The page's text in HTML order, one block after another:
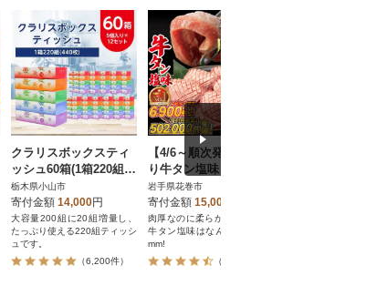
クラリスボックスティ
ッシュ60箱(1箱220組(4
40枚))(5個入り×12セッ
ト)
栃木県小山市
寄付金額 14,000円
大容量200組に20組増量し、
たっぷり使える220組ティッシ
ュです。
（6,200件）
【4/6～順次発送】厚切
り牛タン塩味 1kg(500
g×2パック)
岩手県花巻市
寄付金額 15,000
肉厚なのに柔らかジューシー!
牛タン塩味はなんと厚切り10
mm!
（7,181件）